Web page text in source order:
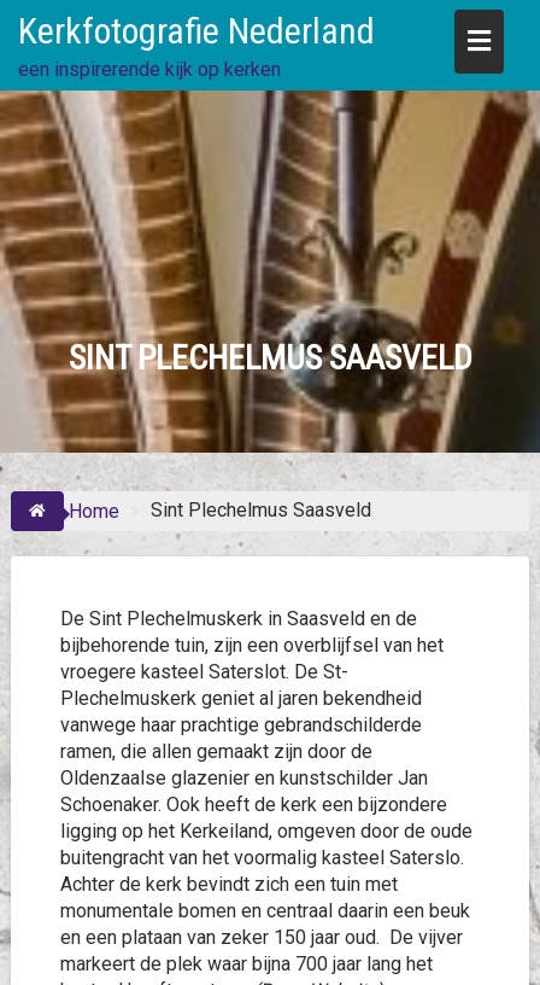
content
Kerkfotografie Nederland
een inspirerende kijk op kerken
SINT PLECHELMUS SAASVELD
Home Sint Plechelmus Saasveld
De Sint Plechelmuskerk in Saasveld en de
bijbehorende tuin, zijn een overblijfsel van het
vroegere kasteel Saterslot. De St-
Plechelmuskerk geniet al jaren bekendheid
vanwege haar prachtige gebrandschilderde
ramen, die allen gemaakt zijn door de
Oldenzaalse glazenier en kunstschilder Jan
Schoenaker. Ook heeft de kerk een bijzondere
ligging op het Kerkeiland, omgeven door de oude
buitengracht van het voormalig kasteel Saterslo.
Achter de kerk bevindt zich een tuin met
monumentale bomen en centraal daarin een beuk
en een plataan van zeker 150 jaar oud. De vijver
markeert de plek waar bijna 700 jaar lang het